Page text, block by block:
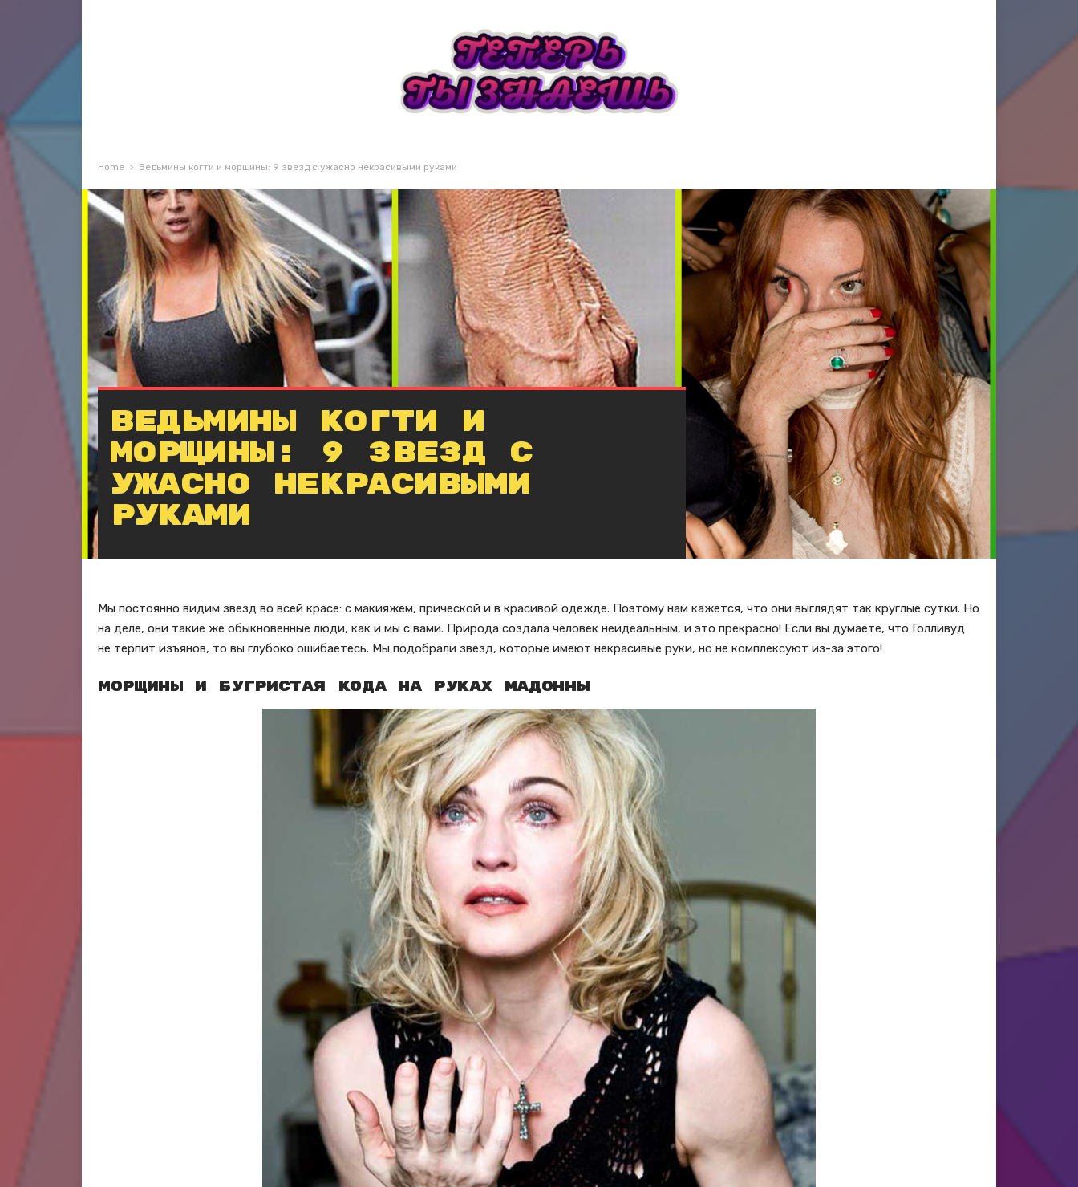
Home Ведьмины когти и морщины: 9 звезд с ужасно некрасивыми руками
Ведьмины когти и
морщины: 9 звезд с
ужасно некрасивыми
руками
Мы постоянно видим звезд во всей красе: с макияжем, прической и в красивой одежде. Поэтому нам кажется, что они выглядят так круглые сутки. Но
на деле, они такие же обыкновенные люди, как и мы с вами. Природа создала человек неидеальным, и это прекрасно! Если вы думаете, что Голливуд
не терпит изъянов, то вы глубоко ошибаетесь. Мы подобрали звезд, которые имеют некрасивые руки, но не комплексуют из-за этого!
Морщины и бугристая кода на руках Мадонны